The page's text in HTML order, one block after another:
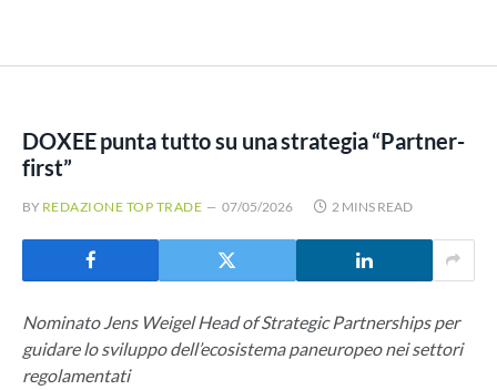
DOXEE punta tutto su una strategia “Partner-
first”
BY REDAZIONE TOP TRADE 07/05/2026 2 MINS READ
Nominato Jens Weigel Head of Strategic Partnerships per
guidare lo sviluppo dell’ecosistema paneuropeo nei settori
regolamentati